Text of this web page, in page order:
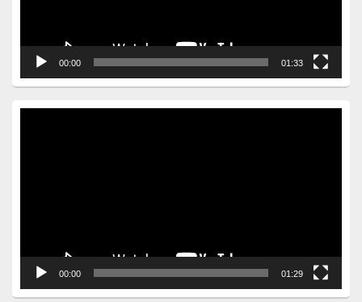
00:00 01:33
00:00 01:29